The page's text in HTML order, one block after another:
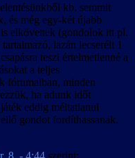
kb. semmit
és még egy-két újabb
elkövettek (gondolok itt pl.
lazán lecserélt 1
teszi értelmetlenné a
a teljes
fórumaiban, minden
ha adunk időt
eddig méltatlanul
gondot fordíthassanak.
8. - 4:44 szerint: